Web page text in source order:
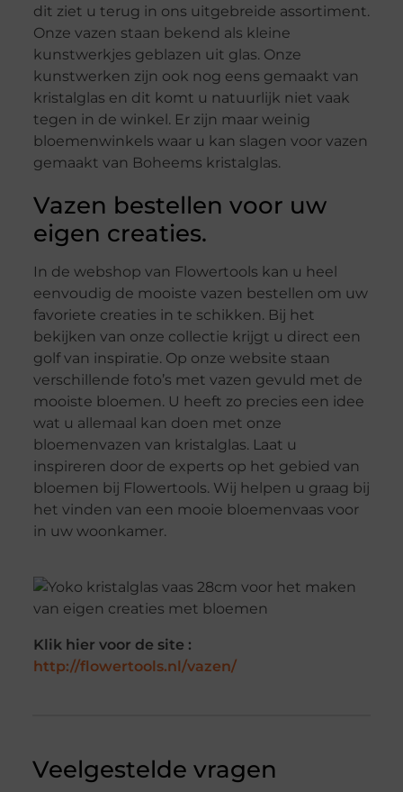
dit ziet u terug in ons uitgebreide assortiment.
Onze vazen staan bekend als kleine
kunstwerkjes geblazen uit glas. Onze
kunstwerken zijn ook nog eens gemaakt van
kristalglas en dit komt u natuurlijk niet vaak
tegen in de winkel. Er zijn maar weinig
bloemenwinkels waar u kan slagen voor vazen
gemaakt van Boheems kristalglas.
Vazen bestellen voor uw
eigen creaties.
In de webshop van Flowertools kan u heel
eenvoudig de mooiste vazen bestellen om uw
favoriete creaties in te schikken. Bij het
bekijken van onze collectie krijgt u direct een
golf van inspiratie. Op onze website staan
verschillende foto’s met vazen gevuld met de
mooiste bloemen. U heeft zo precies een idee
wat u allemaal kan doen met onze
bloemenvazen van kristalglas. Laat u
inspireren door de experts op het gebied van
bloemen bij Flowertools. Wij helpen u graag bij
het vinden van een mooie bloemenvaas voor
in uw woonkamer.
Klik hier voor de site :
http://flowertools.nl/vazen/
Veelgestelde vragen